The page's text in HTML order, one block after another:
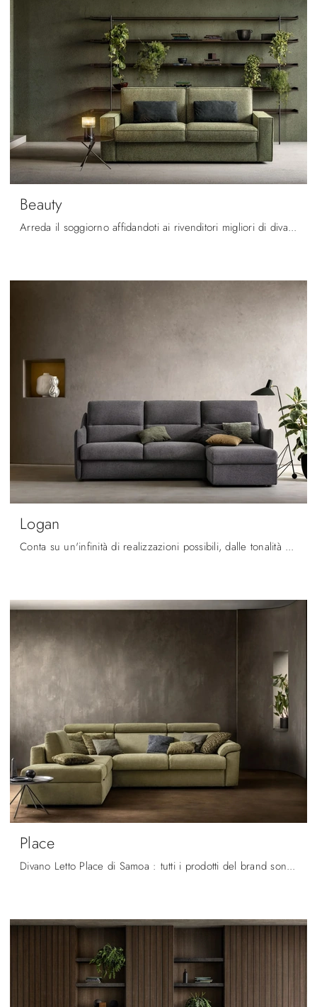
Beauty
Arreda il soggiorno affidandoti ai rivenditori migliori di divani con letto e fanne un ambiente straordinario.
Logan
Conta su un'infinità di realizzazioni possibili, dalle tonalità alle texture, dalle misure alle conformazioni: i modelli con letto ti attendono.
Place
Divano Letto Place di Samoa : tutti i prodotti del brand sono garanzia di resistenza negli anni, qualità di materiali e rivestimenti, linee decise e ...